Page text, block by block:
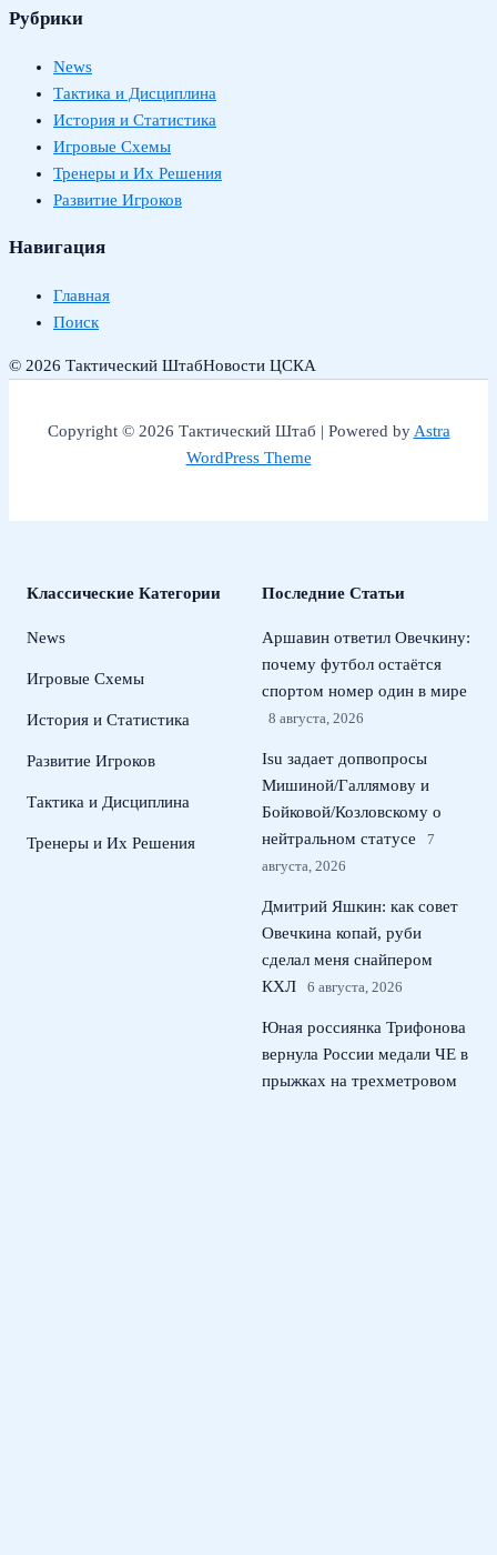
Рубрики
News
Тактика и Дисциплина
История и Статистика
Игровые Схемы
Тренеры и Их Решения
Развитие Игроков
Навигация
Главная
Поиск
© 2026 Тактический ШтабНовости ЦСКА
Copyright © 2026 Тактический Штаб | Powered byAstra
WordPress Theme
Классические Категории
News
Игровые Схемы
История и Статистика
Развитие Игроков
Тактика и Дисциплина
Тренеры и Их Решения
Последние Статьи
Аршавин ответил Овечкину:
почему футбол остаётся
спортом номер один в мире
8 августа, 2026
Isu задает допвопросы
Мишиной/Галлямову и
Бойковой/Козловскому о
нейтральном статусе
7
августа, 2026
Дмитрий Яшкин: как совет
Овечкина копай, руби
сделал меня снайпером
КХЛ
6 августа, 2026
Юная россиянка Трифонова
вернула России медали ЧЕ в
прыжках на трехметровом